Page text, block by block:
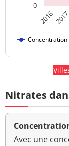
20162017
0
Nitrates
Avec une